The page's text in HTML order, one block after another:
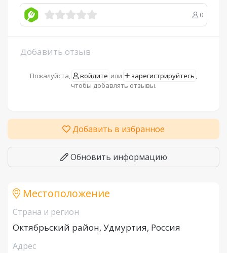
0
Добавить отзыв
Пожалуйста, войдите или зарегистрируйтесь ,
чтобы добавлять отзывы.
Добавить в избранное
Обновить информацию
Местоположение
Страна и регион
Октябрьский район, Удмуртия, Россия
Адрес